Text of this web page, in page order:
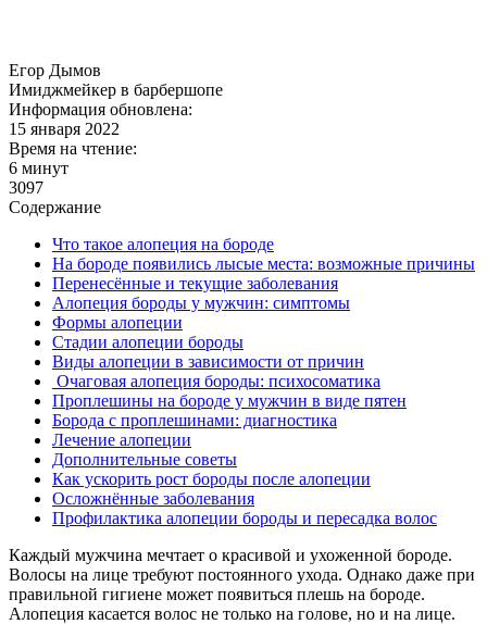
Егор Дымов
Имиджмейкер в барбершопе
Информация обновлена:
15 января 2022
Время на чтение:
6 минут
3097
Содержание
Что такое алопеция на бороде
На бороде появились лысые места: возможные причины
Перенесённые и текущие заболевания
Алопеция бороды у мужчин: симптомы
Формы алопеции
Стадии алопеции бороды
Виды алопеции в зависимости от причин
Очаговая алопеция бороды: психосоматика
Проплешины на бороде у мужчин в виде пятен
Борода с проплешинами: диагностика
Лечение алопеции
Дополнительные советы
Как ускорить рост бороды после алопеции
Осложнённые заболевания
Профилактика алопеции бороды и пересадка волос
Каждый мужчина мечтает о красивой и ухоженной бороде.
Волосы на лице требуют постоянного ухода. Однако даже при
правильной гигиене может появиться плешь на бороде.
Алопеция касается волос не только на голове, но и на лице.